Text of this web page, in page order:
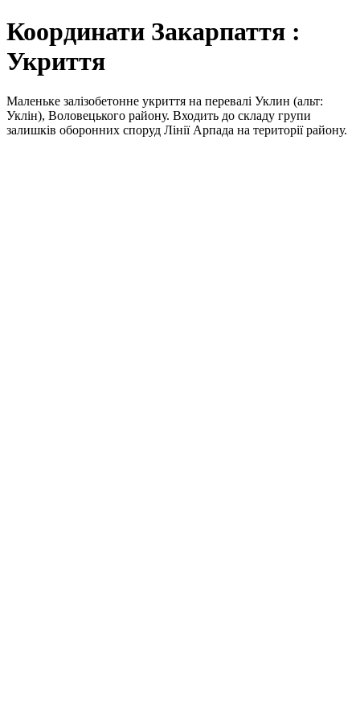
Координати Закарпаття :
Укриття
Маленьке залізобетонне укриття на перевалі Уклин (альт:
Уклін), Воловецького району. Входить до складу групи
залишків оборонних споруд Лінії Арпада на території району.